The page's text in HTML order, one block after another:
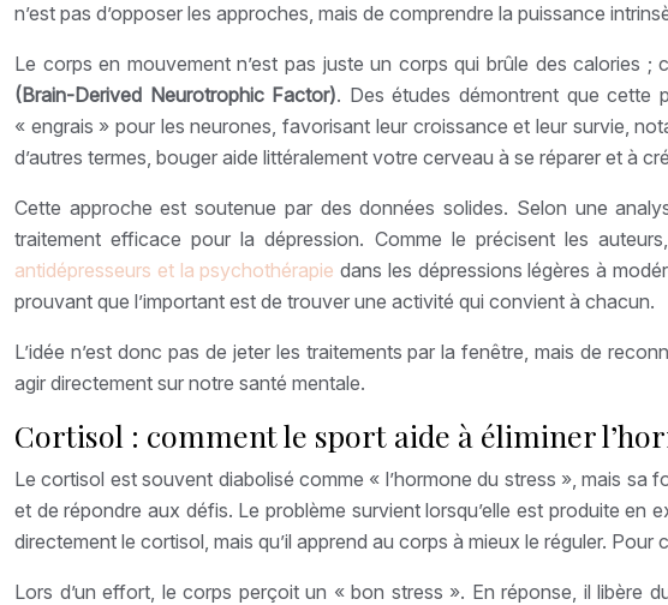
n’est pas d’opposer les approches, mais de comprendre la puissance
Le corps en mouvement n’est pas juste un corps qui brûle des calories
(Brain-Derived Neurotrophic Factor). Des études démontrent que cette
« engrais » pour les neurones, favorisant leur croissance et leur survie,
d’autres termes, bouger aide littéralement votre cerveau à se réparer et à
Cette approche est soutenue par des données solides. Selon une
traitement efficace pour la dépression. Comme le précisent les
antidépresseurs et la psychothérapie dans les dépressions légères à
prouvant que l’important est de trouver une activité qui convient à chacun.
L’idée n’est donc pas de jeter les traitements par la fenêtre, mais de
agir directement sur notre santé mentale.
Cortisol : comment le sport aide à éliminer
Le cortisol est souvent diabolisé comme « l’hormone du stress », mais sa
et de répondre aux défis. Le problème survient lorsqu’elle est produite
directement le cortisol, mais qu’il apprend au corps à mieux le réguler.
Lors d’un effort, le corps perçoit un « bon stress ». En réponse, il libère